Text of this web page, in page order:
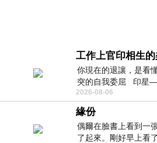
工作上官印相生
你現在的退讓，是看
突的自我委屈 印星
一步觀察，不會
2026-08-06
緣份
偶爾在臉書上看到一
了起來。剛好早上看